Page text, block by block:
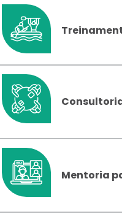
Mentoria